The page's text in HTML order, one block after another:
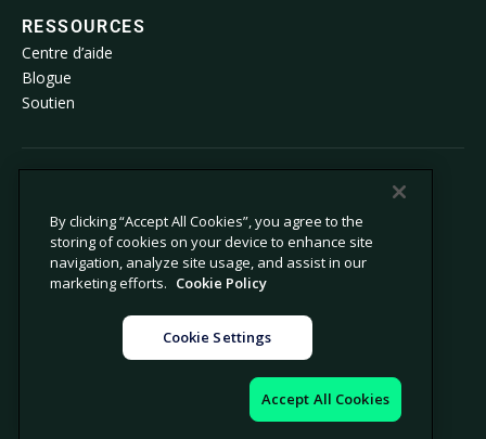
RESSOURCES
Centre d’aide
Blogue
Soutien
Politique de confidentialité
Politique relative aux témoins
Avis lors de la collecte
Déclaration sur l’esclavage moderne
renseignements personnels
Mentions légales
Paramètres relatifs aux témoins
By clicking “Accept All Cookies”, you agree to the
storing of cookies on your device to enhance site
navigation, analyze site usage, and assist in our
marketing efforts. Cookie Policy
Cookie Settings
Accept All Cookies